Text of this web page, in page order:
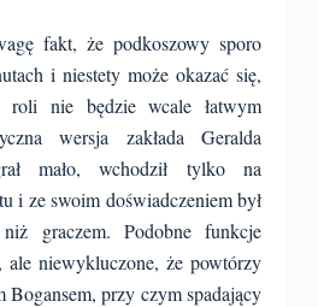
fakt, że podkoszowy sporo
i niestety może okazać się,
roli nie będzie wcale łatwym
wersja zakłada Geralda
mało, wchodził tylko na
i ze swoim doświadczeniem był
niż graczem. Podobne funkcje
ale niewykluczone, że powtórzy
Bogansem, przy czym spadający